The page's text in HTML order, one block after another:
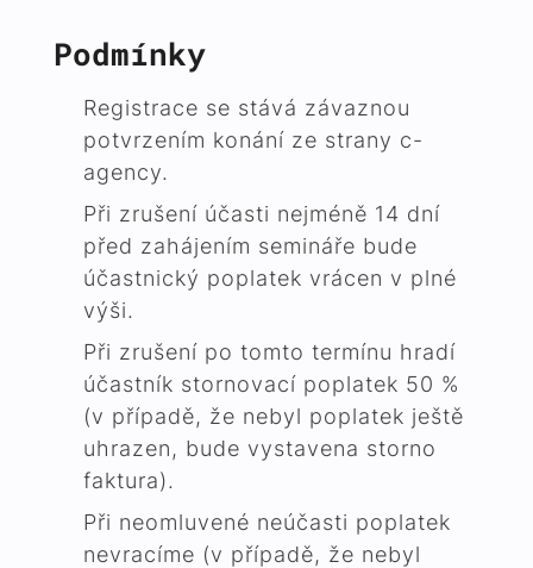
Podmínky
Registrace se stává závaznou
potvrzením konání ze strany c-
agency.
Při zrušení účasti nejméně 14 dní
před zahájením semináře bude
účastnický poplatek vrácen v plné
výši.
Při zrušení po tomto termínu hradí
účastník stornovací poplatek 50 %
(v případě, že nebyl poplatek ještě
uhrazen, bude vystavena storno
faktura).
Při neomluvené neúčasti poplatek
nevracíme (v případě, že nebyl